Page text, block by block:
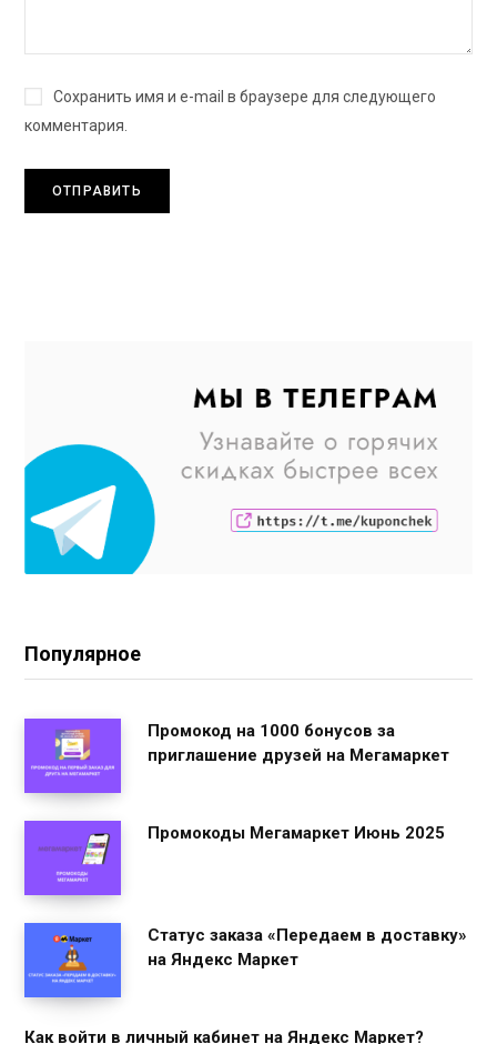
Сохранить имя и e-mail в браузере для следующего
комментария.
Популярное
Промокод на 1000 бонусов за
приглашение друзей на Мегамаркет
Промокоды Мегамаркет Июнь 2025
Статус заказа «Передаем в доставку»
на Яндекс Маркет
Как войти в личный кабинет на Яндекс Маркет?